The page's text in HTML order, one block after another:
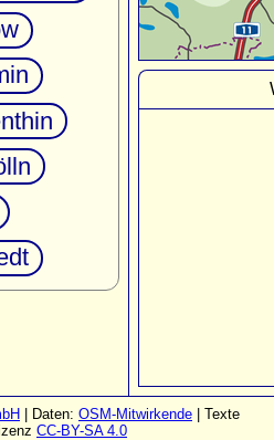
| Daten: OSM-Mitwirkende | Texte
CC-BY-SA 4.0